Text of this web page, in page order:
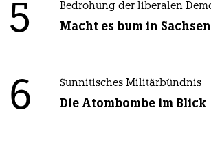
5 Bedrohung der liberalen
Macht es bum in
6 Sunnitisches Militärbündnis
Die Atombombe im Blick